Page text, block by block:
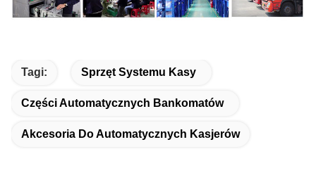
Tagi: Sprzęt Systemu Kasy
Części Automatycznych Bankomatów
Akcesoria Do Automatycznych Kasjerów